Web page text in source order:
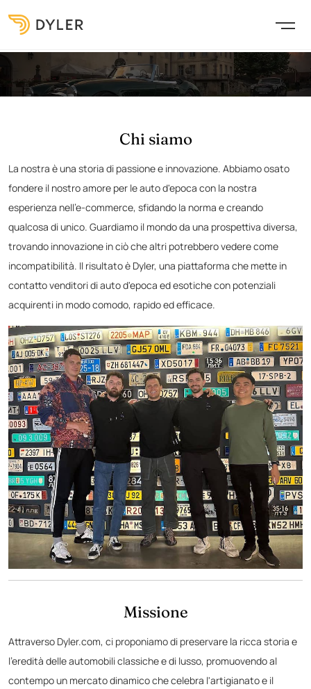
Chi siamo
La nostra è una storia di passione e innovazione. Abbiamo osato
fondere il nostro amore per le auto d'epoca con la nostra
esperienza nell'e-commerce, sfidando la norma e creando
qualcosa di unico. Guardiamo il mondo da una prospettiva diversa,
trovando innovazione in ciò che altri potrebbero vedere come
incompatibilità. Il risultato è Dyler, una piattaforma che mette in
contatto venditori di auto d'epoca ed esotiche con potenziali
acquirenti in modo comodo, rapido ed efficace.
Missione
Attraverso Dyler.com, ci proponiamo di preservare la ricca storia e
l'eredità delle automobili classiche e di lusso, promuovendo al
contempo un mercato dinamico che celebra l'artigianato e il